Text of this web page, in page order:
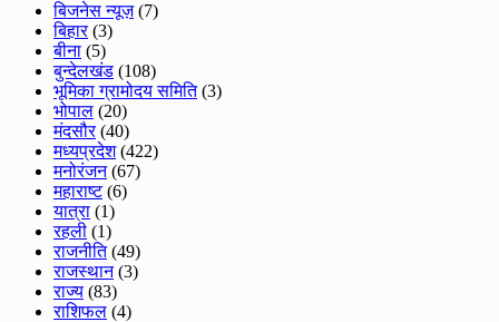
बिजनेस न्यूज़(7)
बिहार(3)
बीना (5)
बुन्देलखंड (108)
भूमिका ग्रामोदय समिति(3)
भोपाल (20)
मंदसौर(40)
मध्यप्रदेश(422)
मनोरंजन(67)
महाराष्ट(6)
यात्रा (1)
रहली (1)
राजनीति(49)
राजस्थान(3)
राज्य (83)
राशिफल (4)